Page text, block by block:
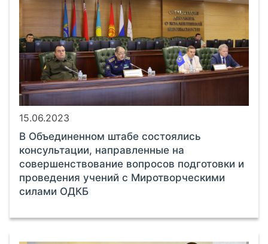
15.06.2023
В Объединенном штабе состоялись
консультации, направленные на
совершенствование вопросов подготовки и
проведения учений с Миротворческими
силами ОДКБ